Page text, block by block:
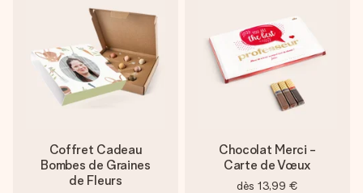
Coffret Cadeau
Bombes de Graines
de Fleurs
Chocolat Merci -
Carte de Vœux
dès 13,99 €